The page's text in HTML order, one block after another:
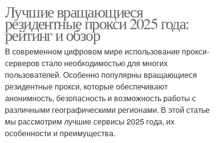
Лучшие вращающиеся
резидентные прокси 2025 года:
рейтинг и обзор
В современном цифровом мире использование прокси-
серверов стало необходимостью для многих
пользователей. Особенно популярны вращающиеся
резидентные прокси, которые обеспечивают
анонимность, безопасность и возможность работы с
различными географическими регионами. В этой статье
мы рассмотрим лучшие сервисы 2025 года, их
особенности и преимущества.